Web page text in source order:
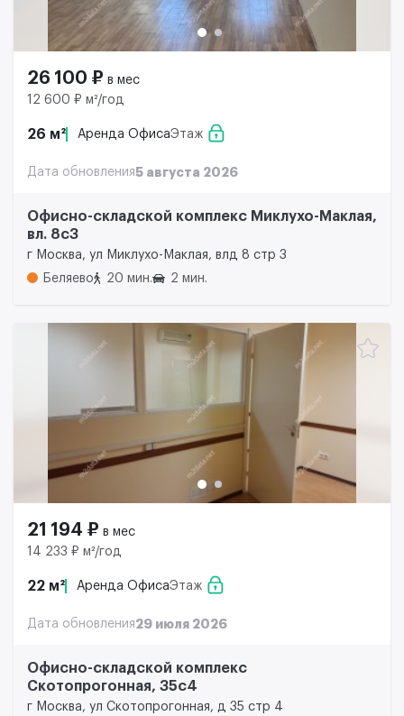
26 100 ₽ в мес
12 600 ₽ м²/год
26 м² Аренда ОфисаЭтаж
Дата обновления5 августа 2026
Офисно-складской комплекс Миклухо-Маклая,
вл. 8с3
г Москва, ул Миклухо-Маклая, влд 8 стр 3
Беляево
20 мин. 2 мин.
21 194 ₽ в мес
14 233 ₽ м²/год
22 м² Аренда ОфисаЭтаж
Дата обновления29 июля 2026
Офисно-складской комплекс
Скотопрогонная, 35с4
г Москва, ул Скотопрогонная, д 35 стр 4